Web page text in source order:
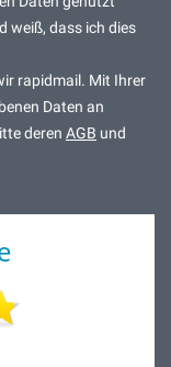
weiß, dass ich dies
rapidmail. Mit Ihrer
Daten an
deren AGB und